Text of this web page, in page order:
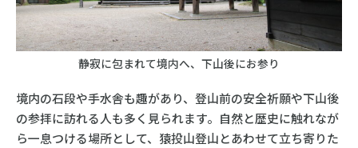
静寂に包まれて境内へ、下山後にお参り
境内の石段や手水舎も趣があり、登山前の安全祈願や下山後
の参拝に訪れる人も多く見られます。自然と歴史に触れなが
ら一息つける場所として、猿投山登山とあわせて立ち寄りた